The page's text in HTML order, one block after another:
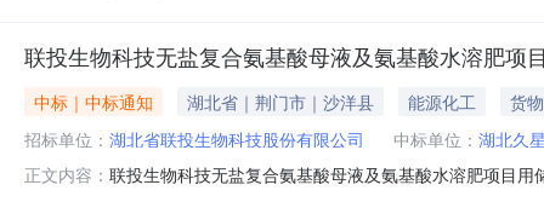
联投生物科技无盐复合氨基酸母液及氨基酸水溶肥项
中标｜中标通知 湖北省｜荆门市｜沙洋县 能源化工
货物
招标单位： 湖北省联投生物科技股份有限公司 中标单位： 湖北久
正文内容： 联投生物科技无盐复合氨基酸母液及氨基酸水溶肥项目